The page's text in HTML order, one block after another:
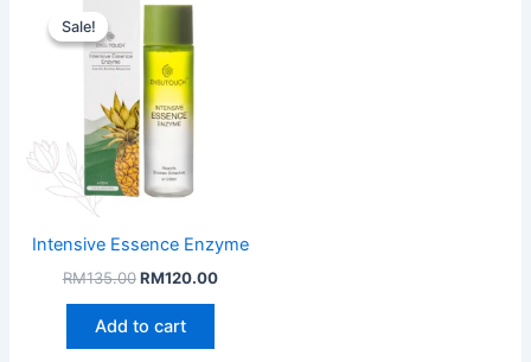
Sale!
Sale!
Intensive Essence Enzyme
RM135.00 Original
RM135.00.
RM120.00Current
Add to cart